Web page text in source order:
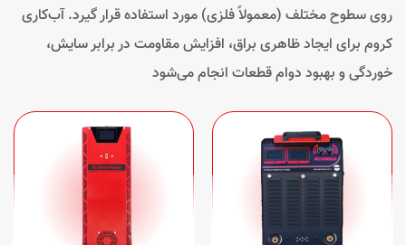
روی سطوح مختلف (معمولاً فلزی) مورد استفاده قرار گیرد. آب‌کاری
کروم برای ایجاد ظاهری براق، افزایش مقاومت در برابر سایش،
خوردگی و بهبود دوام قطعات انجام می‌شود